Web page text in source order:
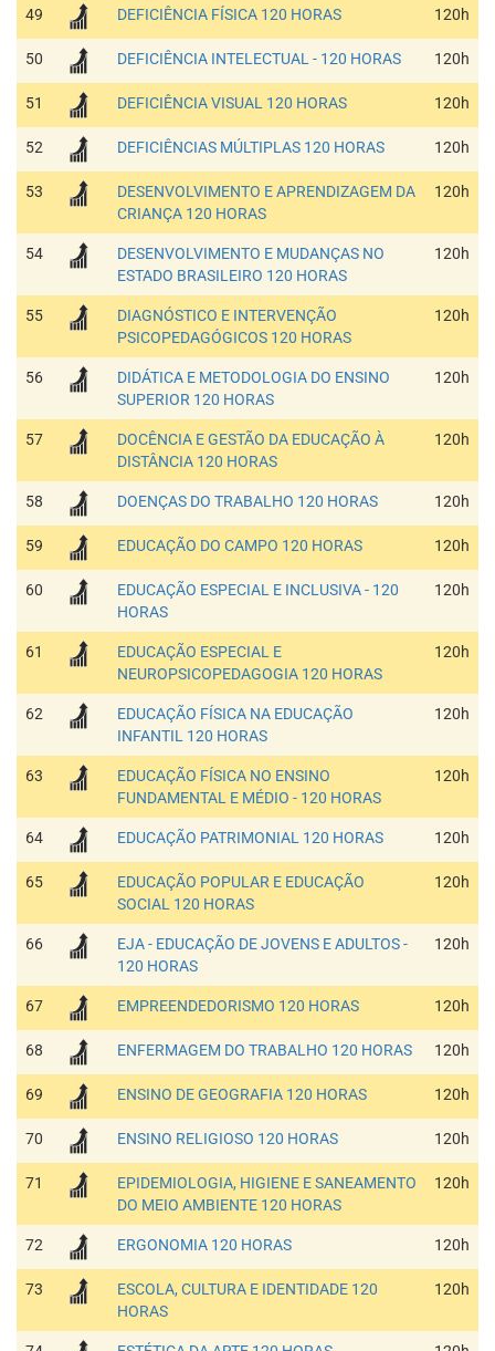
49 DEFICIÊNCIA FÍSICA 120 HORAS 120h
50 DEFICIÊNCIA INTELECTUAL - 120 HORAS 120h
51 DEFICIÊNCIA VISUAL 120 HORAS 120h
52 DEFICIÊNCIAS MÚLTIPLAS 120 HORAS 120h
53
DESENVOLVIMENTO E APRENDIZAGEM DA
CRIANÇA 120 HORAS
120h
54
DESENVOLVIMENTO E MUDANÇAS NO
ESTADO BRASILEIRO 120 HORAS
120h
55
DIAGNÓSTICO E INTERVENÇÃO
PSICOPEDAGÓGICOS 120 HORAS
120h
56
DIDÁTICA E METODOLOGIA DO ENSINO
SUPERIOR 120 HORAS
120h
57
DOCÊNCIA E GESTÃO DA EDUCAÇÃO À
DISTÂNCIA 120 HORAS
120h
58 DOENÇAS DO TRABALHO 120 HORAS 120h
59 EDUCAÇÃO DO CAMPO 120 HORAS 120h
60
EDUCAÇÃO ESPECIAL E INCLUSIVA - 120
HORAS
120h
61
EDUCAÇÃO ESPECIAL E
NEUROPSICOPEDAGOGIA 120 HORAS
120h
62
EDUCAÇÃO FÍSICA NA EDUCAÇÃO
INFANTIL 120 HORAS
120h
63
EDUCAÇÃO FÍSICA NO ENSINO
FUNDAMENTAL E MÉDIO - 120 HORAS
120h
64 EDUCAÇÃO PATRIMONIAL 120 HORAS 120h
65
EDUCAÇÃO POPULAR E EDUCAÇÃO
SOCIAL 120 HORAS
120h
66
EJA - EDUCAÇÃO DE JOVENS E ADULTOS -
120 HORAS
120h
67 EMPREENDEDORISMO 120 HORAS 120h
68 ENFERMAGEM DO TRABALHO 120 HORAS 120h
69 ENSINO DE GEOGRAFIA 120 HORAS 120h
70 ENSINO RELIGIOSO 120 HORAS 120h
71
EPIDEMIOLOGIA, HIGIENE E SANEAMENTO
DO MEIO AMBIENTE 120 HORAS
120h
72 ERGONOMIA 120 HORAS 120h
73
ESCOLA, CULTURA E IDENTIDADE 120
HORAS
120h